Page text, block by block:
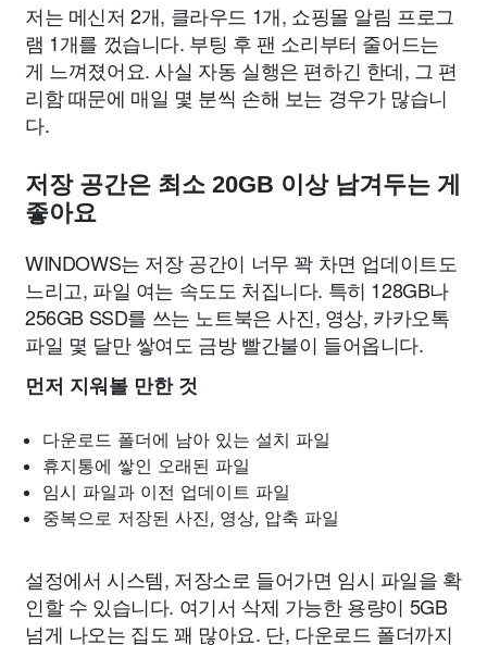
저는 메신저 2개, 클라우드 1개, 쇼핑몰 알림 프로그
램 1개를 껐습니다. 부팅 후 팬 소리부터 줄어드는
게 느껴졌어요. 사실 자동 실행은 편하긴 한데, 그 편
리함 때문에 매일 몇 분씩 손해 보는 경우가 많습니
다.
저장 공간은 최소 20GB 이상 남겨두는 게
좋아요
WINDOWS는 저장 공간이 너무 꽉 차면 업데이트도
느리고, 파일 여는 속도도 처집니다. 특히 128GB나
256GB SSD를 쓰는 노트북은 사진, 영상, 카카오톡
파일 몇 달만 쌓여도 금방 빨간불이 들어옵니다.
먼저 지워볼 만한 것
다운로드 폴더에 남아 있는 설치 파일
휴지통에 쌓인 오래된 파일
임시 파일과 이전 업데이트 파일
중복으로 저장된 사진, 영상, 압축 파일
설정에서 시스템, 저장소로 들어가면 임시 파일을 확
인할 수 있습니다. 여기서 삭제 가능한 용량이 5GB
넘게 나오는 집도 꽤 많아요. 단, 다운로드 폴더까지